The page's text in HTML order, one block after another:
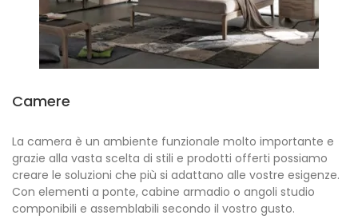
Camere
La camera è un ambiente funzionale molto importante e
grazie alla vasta scelta di stili e prodotti offerti possiamo
creare le soluzioni che più si adattano alle vostre esigenze.
Con elementi a ponte, cabine armadio o angoli studio
componibili e assemblabili secondo il vostro gusto.